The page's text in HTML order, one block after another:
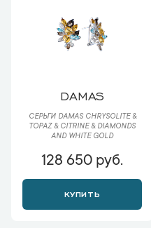
DAMAS
СЕРЬГИ DAMAS СHRYSOLITE &
TOPAZ & CITRINE & DIAMONDS
AND WHITE GOLD
128 650 руб.
КУПИТЬ